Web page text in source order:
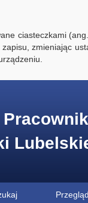
ciasteczkami
zmieniając